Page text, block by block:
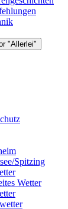
"Allerlei"
Spitzing
Wetter